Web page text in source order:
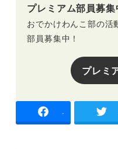
プレミアム部員募集
おでかけわんこ部の活
部員募集中！
プレミ
-